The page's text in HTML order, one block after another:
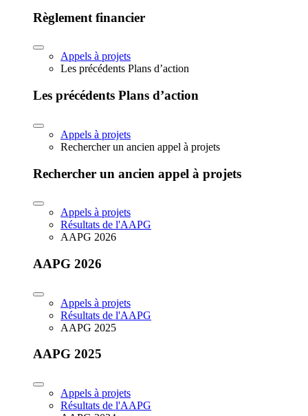
Règlement financier
Appels à projets
Les précédents Plans d’action
Les précédents Plans d’action
Appels à projets
Rechercher un ancien appel à projets
Rechercher un ancien appel à projets
Appels à projets
Résultats de l'AAPG
AAPG 2026
AAPG 2026
Appels à projets
Résultats de l'AAPG
AAPG 2025
AAPG 2025
Appels à projets
Résultats de l'AAPG